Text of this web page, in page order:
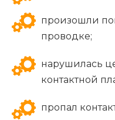
произошли
проводке;
нарушилась
контактной
пропал